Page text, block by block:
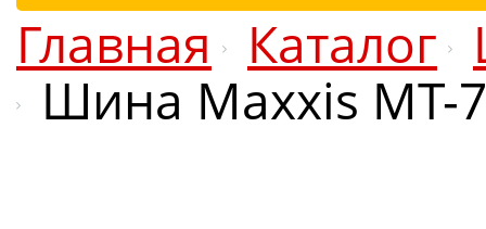
Главная Каталог
Шина Maxxis MT-